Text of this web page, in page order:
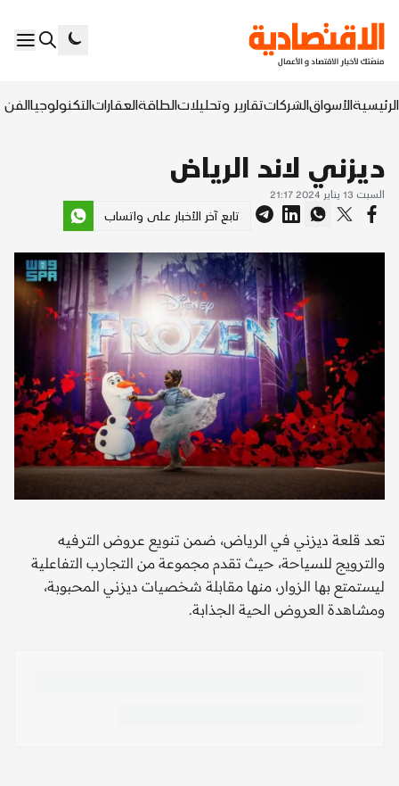
الرئيسيةالأسواقالشركاتتقارير وتحليلاتالطاقةالعقاراتالتكنولوجياالفن
ديزني لاند الرياض
السبت 13 يناير 2024 21:17
تابع آخر الأخبار على واتساب
تعد قلعة ديزني في الرياض، ضمن تنويع عروض الترفيه
والترويج للسياحة، حيث تقدم مجموعة من التجارب التفاعلية
ليستمتع بها الزوار، منها مقابلة شخصيات ديزني المحبوبة،
ومشاهدة العروض الحية الجذابة.